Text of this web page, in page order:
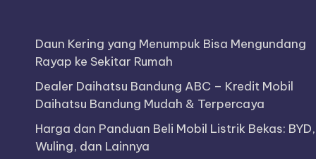
n
B
e
ri
Daun Kering yang Menumpuk Bisa Mengundang
Rayap ke Sekitar Rumah
Dealer Daihatsu Bandung ABC – Kredit Mobil
Daihatsu Bandung Mudah & Terpercaya
Harga dan Panduan Beli Mobil Listrik Bekas: BYD,
Wuling, dan Lainnya